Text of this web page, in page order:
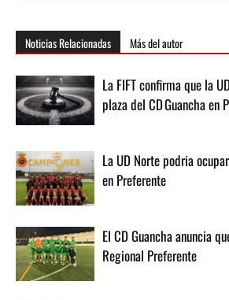
Noticias Relacionadas Más del autor
La FIFT confirma que la
plaza del CD Guancha en
La UD Norte podria
en Preferente
El CD Guancha anuncia
Regional Preferente